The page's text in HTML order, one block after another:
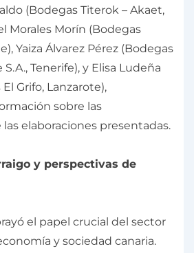
(Bodegas Titerok – Akaet,
Morales Morín (Bodegas
Yaiza Álvarez Pérez (Bodegas
Tenerife), y Elisa Ludeña
Grifo, Lanzarote),
sobre las
elaboraciones presentadas.
y perspectivas de
el papel crucial del sector
y sociedad canaria.